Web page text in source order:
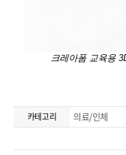
카테고리 의료/인체